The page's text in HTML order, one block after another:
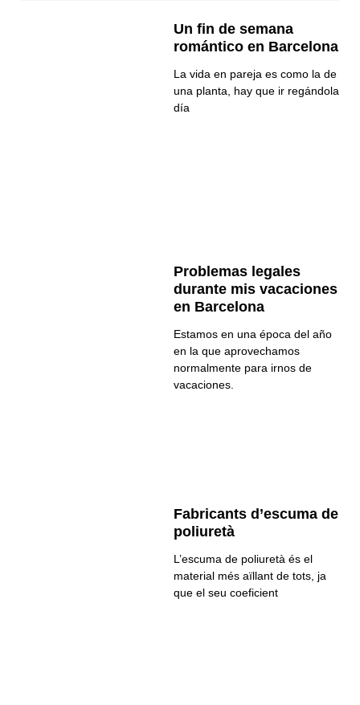
Un fin de semana
romántico en Barcelona
La vida en pareja es como la de
una planta, hay que ir regándola
día
Problemas legales
durante mis vacaciones
en Barcelona
Estamos en una época del año
en la que aprovechamos
normalmente para irnos de
vacaciones.
Fabricants d’escuma de
poliuretà
L’escuma de poliuretà és el
material més aïllant de tots, ja
que el seu coeficient